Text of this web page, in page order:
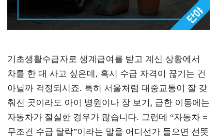
기초생활수급자로 생계급여를 받고 계신 상황에서
차를 한 대 사고 싶은데, 혹시 수급 자격이 끊기는 건
아닐까 걱정되시죠. 특히 서울처럼 대중교통이 잘 갖
춰진 곳이라도 아이 병원이나 장 보기, 급한 이동에는
자동차가 절실한 경우가 많습니다. 그런데 “자동차 =
무조건 수급 탈락”이라는 말을 어디선가 들으면 선뜻